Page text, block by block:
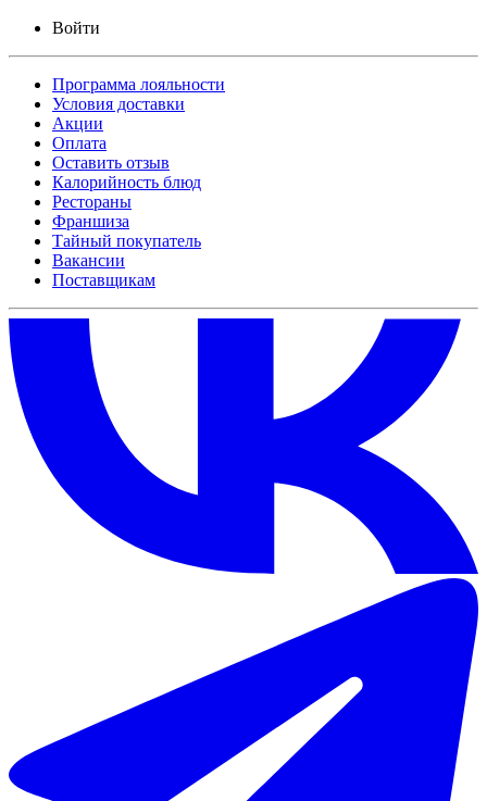
Войти
Программа лояльности
Условия доставки
Акции
Оплата
Оставить отзыв
Калорийность блюд
Рестораны
Франшиза
Тайный покупатель
Вакансии
Поставщикам